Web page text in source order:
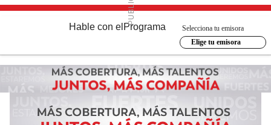
Hable con el Programa
Selecciona tu emisora
Elige tu emisora